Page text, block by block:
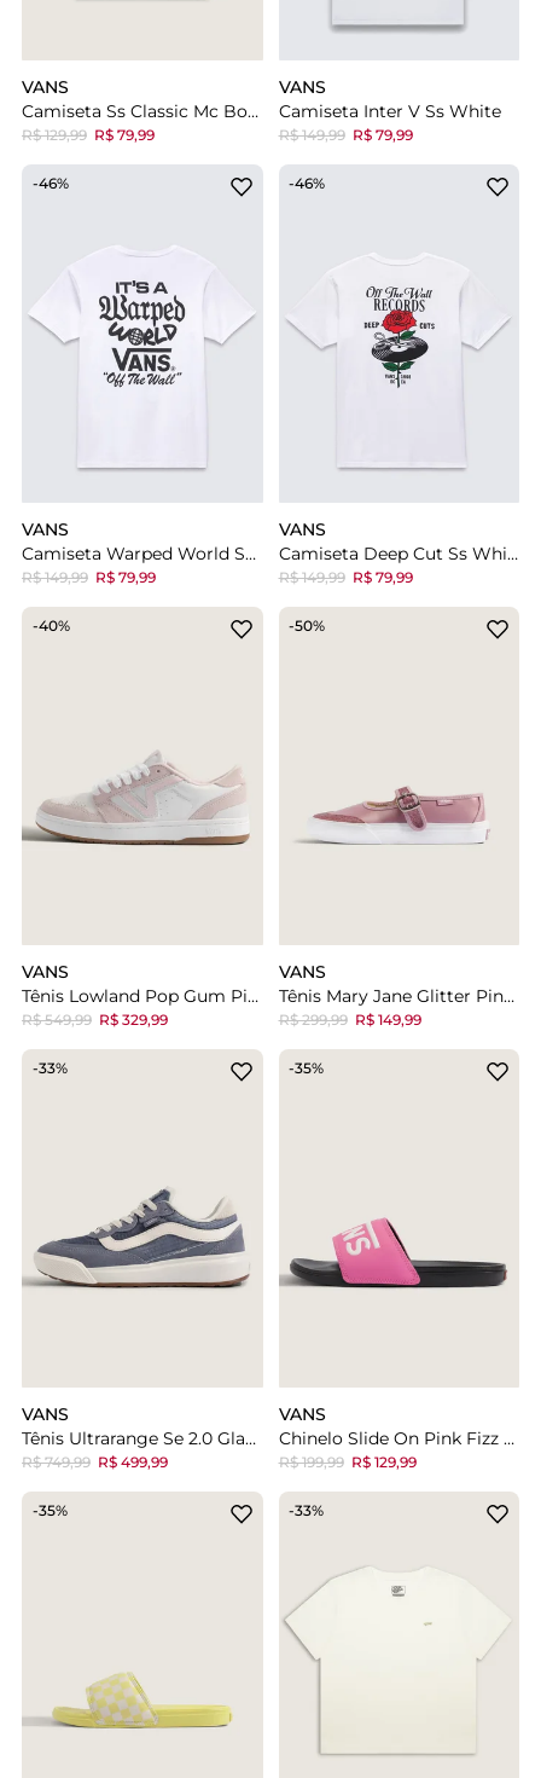
VANS
Camiseta Ss Classic Mc Bordeaux
R$ 129,99 R$ 79,99
VANS
Camiseta Inter V Ss White
R$ 149,99 R$ 79,99
-46%
VANS
Camiseta Warped World Ss White
R$ 149,99 R$ 79,99
-46%
VANS
Camiseta Deep Cut Ss White
R$ 149,99 R$ 79,99
-40%
VANS
Tênis Lowland Pop Gum Pink
R$ 549,99 R$ 329,99
-50%
VANS
Tênis Mary Jane Glitter Pink Dazzled Dawn Infantil
R$ 299,99 R$ 149,99
-33%
VANS
Tênis Ultrarange Se 2.0 Glacial Slate
R$ 749,99 R$ 499,99
-35%
VANS
Chinelo Slide On Pink Fizz Black
R$ 199,99 R$ 129,99
-35% -33%